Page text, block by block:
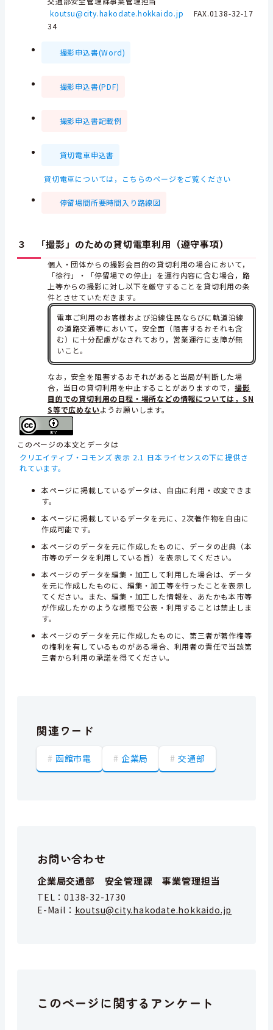
koutsu@city.hakodate.hokkaido.jp
FAX.0138-32-17
34
撮影申込書(Word)
撮影申込書(PDF)
撮影申込書記載例
貸切電車申込書
貸切電車については，こちらのページをご覧ください
停留場間所要時間入り路線図
３ 「撮影」のための貸切電車利用（遵守事項）
個人・団体からの撮影会目的の貸切利用の場合において，
「徐行」・「停留場での停止」を運行内容に含む場合，路
上等からの撮影に対し以下を厳守することを貸切利用の条
件とさせていただきます。
電車ご利用のお客様および沿線住民ならびに軌道沿線
の道路交通等において，安全面（阻害するおそれも含
む）に十分配慮がなされており，営業運行に支障が無
いこと。
なお，安全を阻害するおそれがあると当局が判断した場
合，当日の貸切利用を中止することがありますので，撮影
目的での貸切利用の日程・場所などの情報については，SN
S等で広めないようお願いします。
このページの本文とデータは
クリエイティブ・コモンズ 表示 2.1 日本ライセンスの下に提供さ
れています。
本ページに掲載しているデータは、自由に利用・改変できま
す。
本ページに掲載しているデータを元に、2次著作物を自由に
作成可能です。
本ページのデータを元に作成したものに、データの出典（本
市等のデータを利用している旨）を表示してください。
本ページのデータを編集・加工して利用した場合は、データ
を元に作成したものに、編集・加工等を行ったことを表示し
てください。また、編集・加工した情報を、あたかも本市等
が作成したかのような様態で公表・利用することは禁止しま
す。
本ページのデータを元に作成したものに、第三者が著作権等
の権利を有しているものがある場合、利用者の責任で当該第
三者から利用の承諾を得てください。
関連ワード
函館市電 企業局 交通部
お問い合わせ
企業局交通部 安全管理課 事業管理担当
TEL：0138-32-1730
E-Mail： koutsu@city.hakodate.hokkaido.jp
このページに関するアンケート